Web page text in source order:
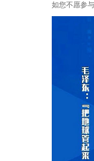
如您不愿参